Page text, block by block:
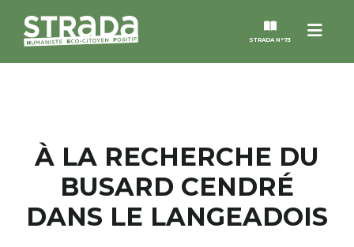
Menu
STRADA N°73
MAGAZINES
NOS THÈMES
À LA RECHERCHE DU
BUSARD CENDRÉ
DANS LE LANGEADOIS